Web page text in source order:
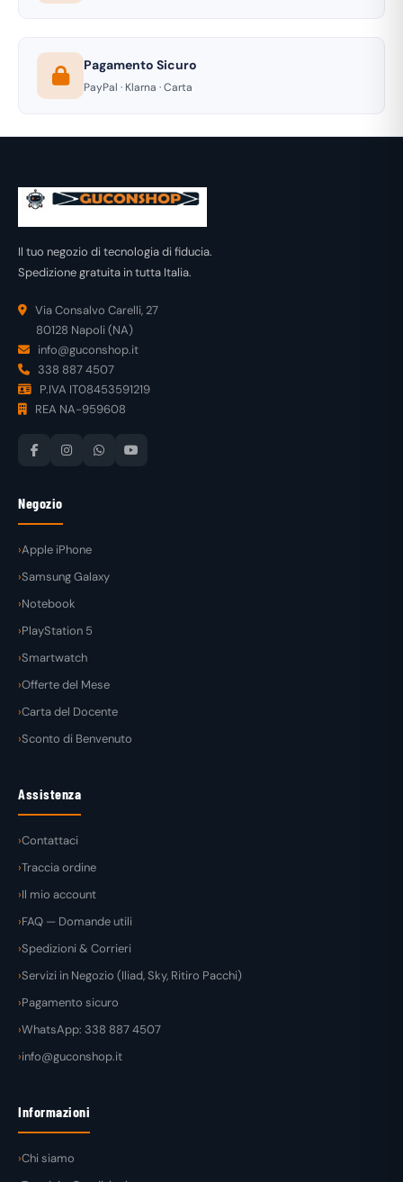
Pagamento Sicuro
PayPal · Klarna · Carta
Il tuo negozio di tecnologia di fiducia.
Spedizione gratuita in tutta Italia.
Via Consalvo Carelli, 27
80128 Napoli (NA)
info@guconshop.it
338 887 4507
P.IVA IT08453591219
REA NA-959608
Negozio
Apple iPhone
Samsung Galaxy
Notebook
PlayStation 5
Smartwatch
Offerte del Mese
Carta del Docente
Sconto di Benvenuto
Assistenza
Contattaci
Traccia ordine
Il mio account
FAQ — Domande utili
Spedizioni & Corrieri
Servizi in Negozio (Iliad, Sky, Ritiro Pacchi)
Pagamento sicuro
WhatsApp: 338 887 4507
info@guconshop.it
Informazioni
Chi siamo